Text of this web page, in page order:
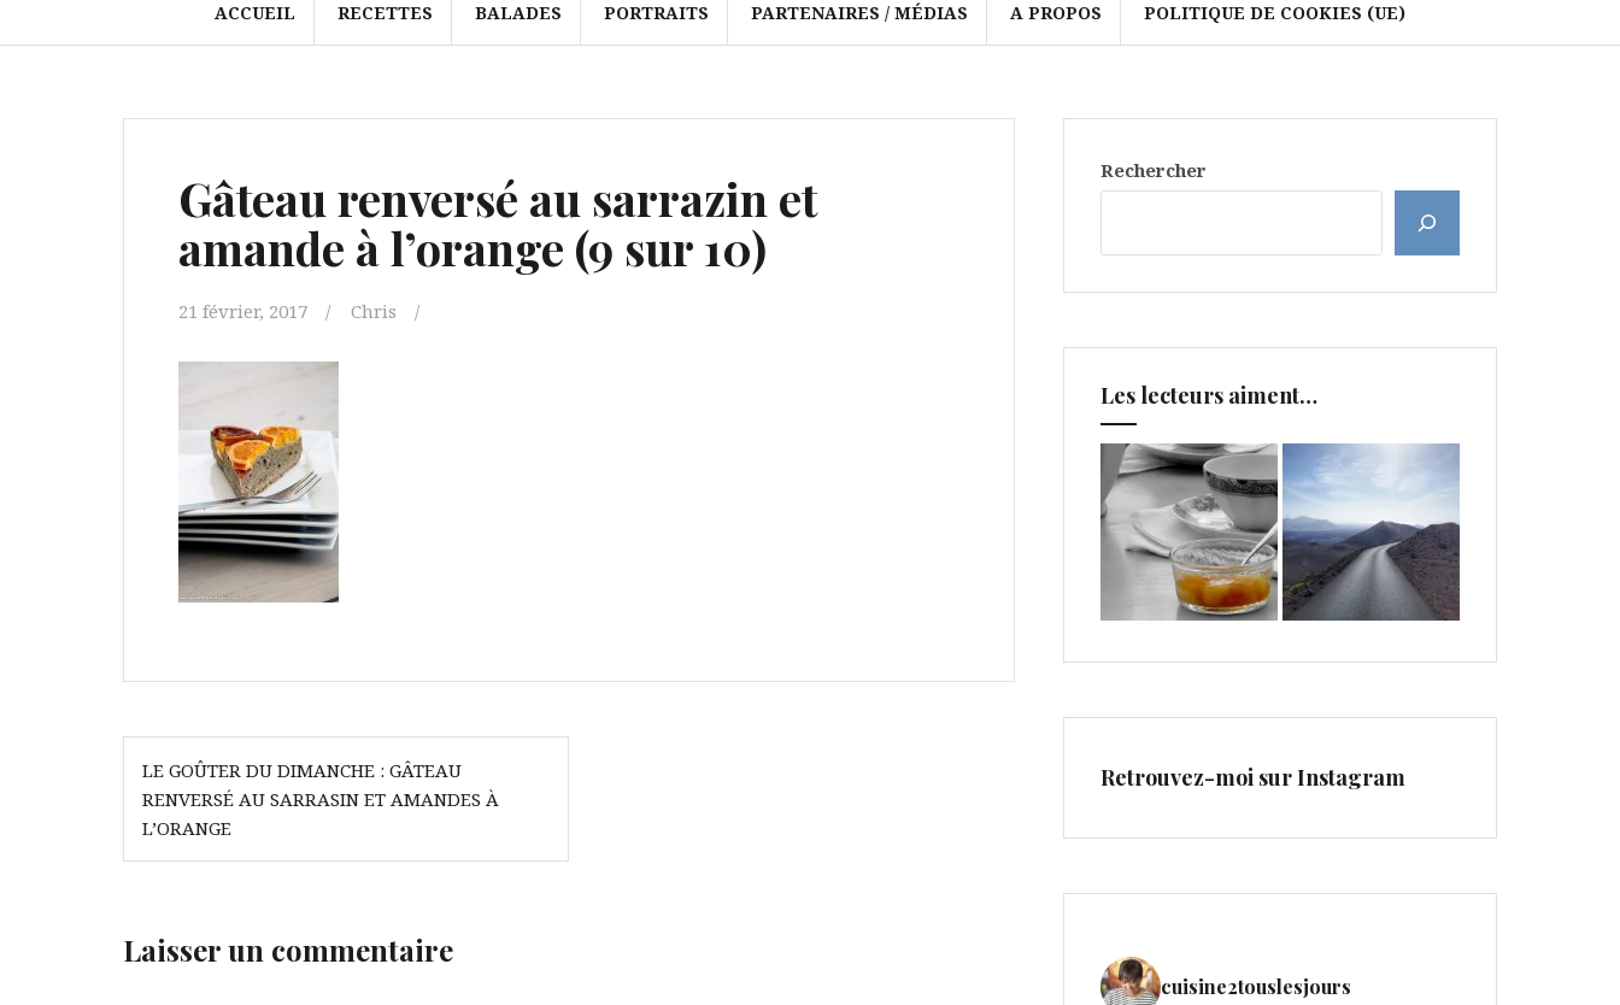
ACCUEIL RECETTES BALADES PORTRAITS PARTENAIRES / MÉDIAS A PROPOS POLITIQUE DE COOKIES (UE)
Gâteau renversé au sarrazin et
amande à l’orange (9 sur 10)
21 février, 2017 Chris
Navigation
de
l’article
LE GOÛTER DU DIMANCHE : GÂTEAU
RENVERSÉ AU SARRASIN ET AMANDES À
L’ORANGE
Laisser un commentaire
Rechercher
Les lecteurs aiment…
Retrouvez-moi sur Instagram
cuisine2touslesjours